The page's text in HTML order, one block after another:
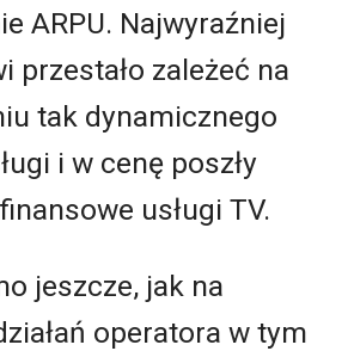
ARPU. Najwyraźniej
przestało zależeć na
tak dynamicznego
i w cenę poszły
usługi TV.
jeszcze, jak na
operatora w tym